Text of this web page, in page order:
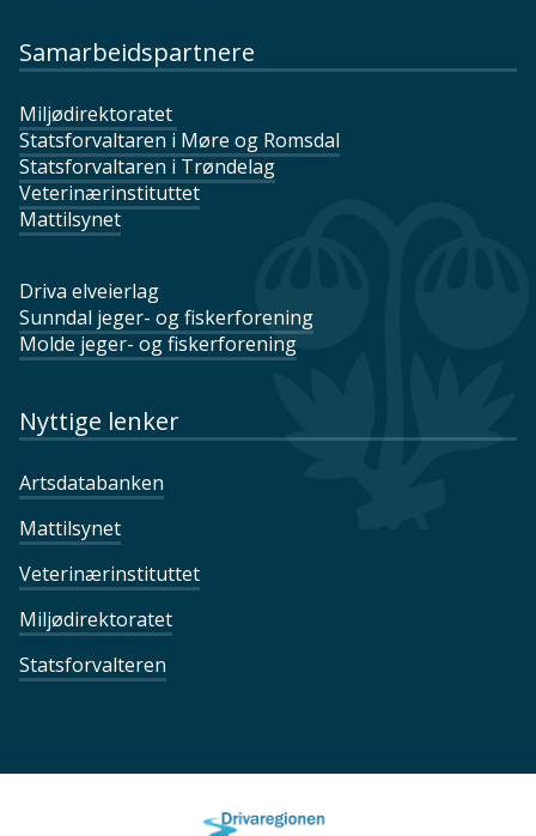
Samarbeidspartnere
Miljødirektoratet
Statsforvaltaren i Møre og Romsdal
Statsforvaltaren i Trøndelag
Veterinærinstituttet
Mattilsynet
Driva elveierlag
Sunndal jeger- og fiskerforening
Molde jeger- og fiskerforening
Nyttige lenker
Artsdatabanken
Mattilsynet
Veterinærinstituttet
Miljødirektoratet
Statsforvalteren